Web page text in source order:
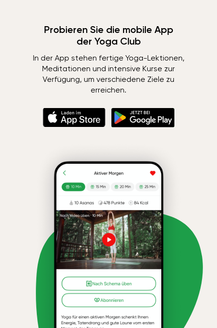
Probieren Sie die mobile App
der Yoga Club
In der App stehen fertige Yoga-Lektionen,
Meditationen und intensive Kurse zur
Verfügung, um verschiedene Ziele zu
erreichen.